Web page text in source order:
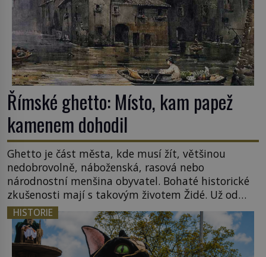
Římské ghetto: Místo, kam papež
kamenem dohodil
Ghetto je část města, kde musí žít, většinou
nedobrovolně, náboženská, rasová nebo
národnostní menšina obyvatel. Bohaté historické
zkušenosti mají s takovým životem Židé. Už od
středověku jsou totiž v každou chvíli nuceni v
nějakém žít. Mezi ty nejslavnější patří i římské
ghetto založené v roce 1555. Pokud jde o vztah
k Židům, nemá se Řím čím chlubit. […]
HISTORIE